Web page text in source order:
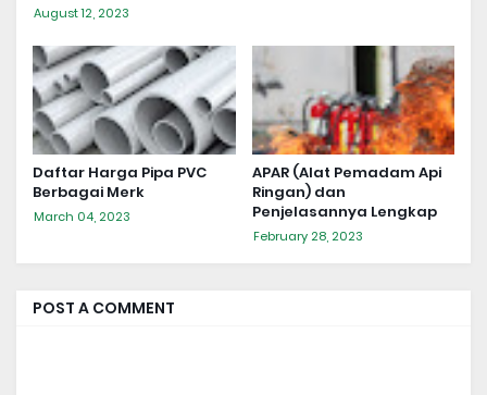
August 12, 2023
Daftar Harga Pipa PVC
Berbagai Merk
March 04, 2023
APAR (Alat Pemadam Api
Ringan) dan
Penjelasannya Lengkap
February 28, 2023
POST A COMMENT